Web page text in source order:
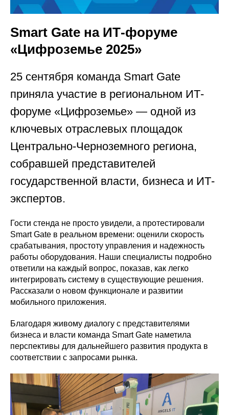
Smart Gate на ИТ-форуме
«Цифроземье 2025»
25 сентября команда Smart Gate
приняла участие в региональном ИТ-
форуме «Цифроземье» — одной из
ключевых отраслевых площадок
Центрально-Черноземного региона,
собравшей представителей
государственной власти, бизнеса и ИТ-
экспертов.
Гости стенда не просто увидели, а протестировали
Smart Gate в реальном времени: оценили скорость
срабатывания, простоту управления и надежность
работы оборудования. Наши специалисты подробно
ответили на каждый вопрос, показав, как легко
интегрировать систему в существующие решения.
Рассказали о новом функционале и развитии
мобильного приложения.
Благодаря живому диалогу с представителями
бизнеса и власти команда Smart Gate наметила
перспективы для дальнейшего развития продукта в
соответствии с запросами рынка.